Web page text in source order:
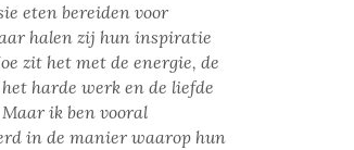
eten bereiden voor
halen zij hun inspiratie
zit het met de energie, de
harde werk en de liefde
ik ben vooral
in de manier waarop hun